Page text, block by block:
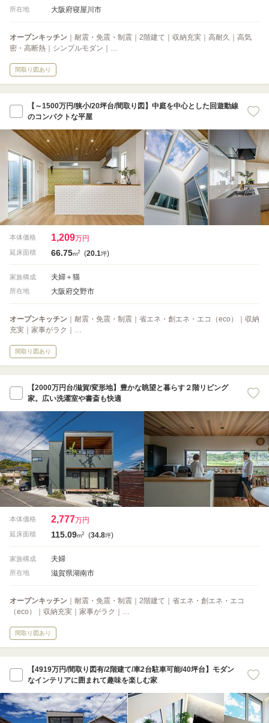
所在地 大阪府寝屋川市
オープンキッチン ｜耐震・免震・制震｜2階建て｜収納充実｜高耐久｜高気
密・高断熱｜シンプルモダン｜…
間取り図あり
【～1500万円/狭小/20坪台/間取り図】中庭を中心とした回遊動線
のコンパクトな平屋
本体価格 1,209万円
延床面積 66.75m2 (20.1坪)
家族構成 夫婦＋猫
所在地 大阪府交野市
オープンキッチン ｜耐震・免震・制震｜省エネ・創エネ・エコ（eco）｜収納
充実｜家事がラク｜…
間取り図あり
【2000万円台/滋賀/変形地】豊かな眺望と暮らす２階リビング
家。広い洗濯室や書斎も快適
本体価格 2,777万円
延床面積 115.09m2 (34.8坪)
家族構成 夫婦
所在地 滋賀県湖南市
オープンキッチン ｜耐震・免震・制震｜2階建て｜省エネ・創エネ・エコ
（eco）｜収納充実｜家事がラク｜…
間取り図あり
【4919万円/間取り図有/2階建て/車2台駐車可能/40坪台】モダン
なインテリアに囲まれて趣味を楽しむ家